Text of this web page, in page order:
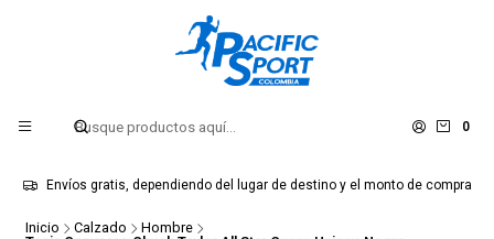
0
Envíos gratis, dependiendo del lugar de destino y el monto de compra
Inicio Calzado
Hombre